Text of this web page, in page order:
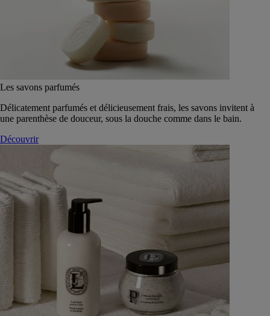
Les savons parfumés
Délicatement parfumés et délicieusement frais, les savons invitent à
une parenthèse de douceur, sous la douche comme dans le bain.
Découvrir